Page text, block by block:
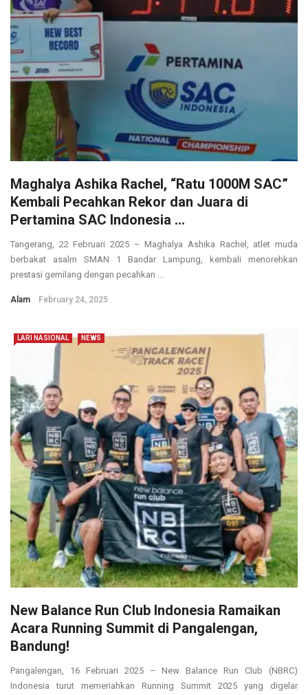
Maghalya Ashika Rachel, “Ratu 1000M SAC”
Kembali Pecahkan Rekor dan Juara di
Pertamina SAC Indonesia ...
Tangerang, 22 Februari 2025 – Maghalya Ashika Rachel, atlet muda
berbakat asalm SMAN 1 Bandar Lampung, kembali menorehkan
prestasi gemilang dengan pecahkan ...
Alam February 24, 2025
LARI NASIONAL NEWS
New Balance Run Club Indonesia Ramaikan
Acara Running Summit di Pangalengan,
Bandung!
Pangalengan, 16 Februari 2025 – New Balance Run Club (NBRC)
Indonesia turut memeriahkan Running Summit 2025 yang digelar